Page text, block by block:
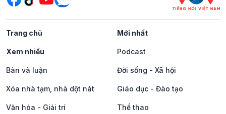
Trang chủ Mới nhất
Xem nhiều Podcast
Bàn và luận Đời sống - Xã hội
Xóa nhà tạm, nhà dột nát Giáo dục - Đào tạo
Văn hóa - Giải trí Thể thao